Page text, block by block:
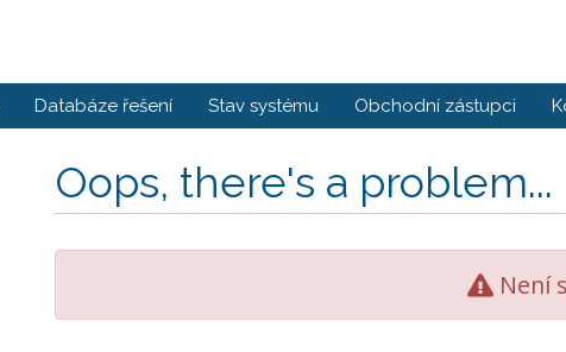
Databáze řešení Stav systému Obchodní zástupci
Oops, there's a problem...
Není